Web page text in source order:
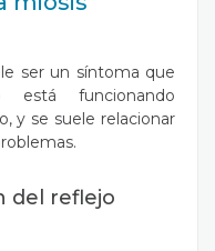
ser un síntoma que
funcionando
y se suele relacionar
del reflejo